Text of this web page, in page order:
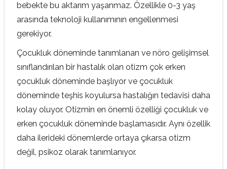
bebekte bu aktarım yaşanmaz. Özellikle 0-3 yaş
arasında teknoloji kullanımının engellenmesi
gerekiyor.
Çocukluk döneminde tanımlanan ve nöro gelişimsel
sınıflandırılan bir hastalık olan otizm çok erken
çocukluk döneminde başlıyor ve çocukluk
döneminde teşhis koyulursa hastalığın tedavisi daha
kolay oluyor. Otizmin en önemli özelliği çocukluk ve
erken çocukluk döneminde başlamasıdır. Aynı özellik
daha ilerideki dönemlerde ortaya çıkarsa otizm
değil, psikoz olarak tanımlanıyor.